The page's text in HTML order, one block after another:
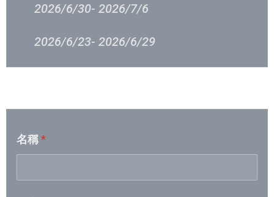
2026/6/30- 2026/7/6
2026/6/23- 2026/6/29
2026/6/9 – 2026/6/15
2026/6/2 – 2026/6/8
名稱*